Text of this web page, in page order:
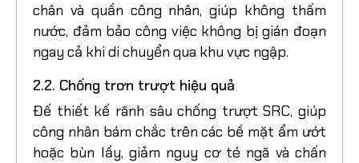
chân và quần công nhân, giúp không thấm
nước, đảm bảo công việc không bị gián đoạn
ngay cả khi di chuyển qua khu vực ngập.
2.2. Chống trơn trượt hiệu quả
Đế thiết kế rãnh sâu chống trượt SRC, giúp
công nhân bám chắc trên các bề mặt ẩm ướt
hoặc bùn lầy, giảm nguy cơ té ngã và chấn